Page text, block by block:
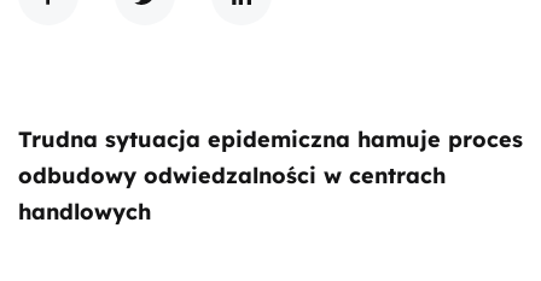
Trudna sytuacja epidemiczna hamuje proces
odbudowy odwiedzalności w centrach
handlowych